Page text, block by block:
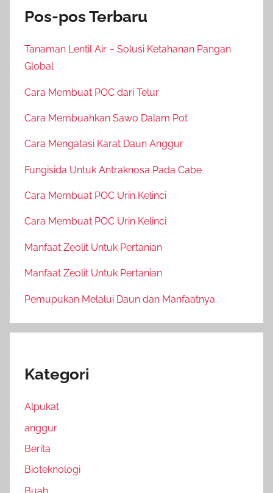
Pos-pos Terbaru
Tanaman Lentil Air – Solusi Ketahanan Pangan
Global
Cara Membuat POC dari Telur
Cara Membuahkan Sawo Dalam Pot
Cara Mengatasi Karat Daun Anggur
Fungisida Untuk Antraknosa Pada Cabe
Cara Membuat POC Urin Kelinci
Cara Membuat POC Urin Kelinci
Manfaat Zeolit Untuk Pertanian
Manfaat Zeolit Untuk Pertanian
Pemupukan Melalui Daun dan Manfaatnya
Kategori
Alpukat
anggur
Berita
Bioteknologi